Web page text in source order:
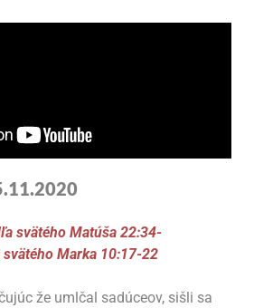
.2020
svätého Matúša 22:34-
Marka 10:17-22
že umlčal sadúceov, sišli sa